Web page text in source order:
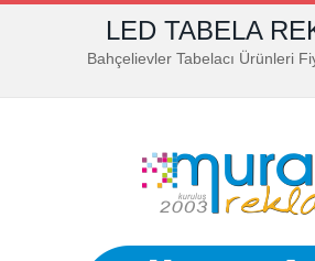
LED TABELA
Bahçelievler Tabelacı Ürünleri